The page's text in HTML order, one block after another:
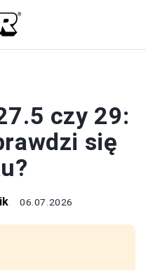
czy 29:
się
06.07.2026